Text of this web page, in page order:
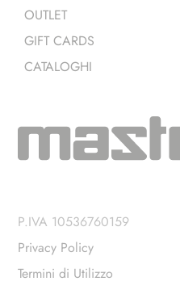
OUTLET
GIFT CARDS
CATALOGHI
P.IVA 10536760159
Privacy Policy
Termini di Utilizzo